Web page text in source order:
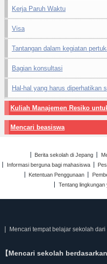
Kerja Paruh Waktu
Visa
Tantangan dalam kegiatan
Bagian konsultasi
Hal-hal yang harus diperhatikan
Kuliah Manajemen Resiko
Mencari beasiswa
Berita sekolah di Jepang
Informasi berguna bagi mahasiswa
Ketentuan Penggunaan
Tentang
Mencari tempat belajar sekolah
【Mencari sekolah